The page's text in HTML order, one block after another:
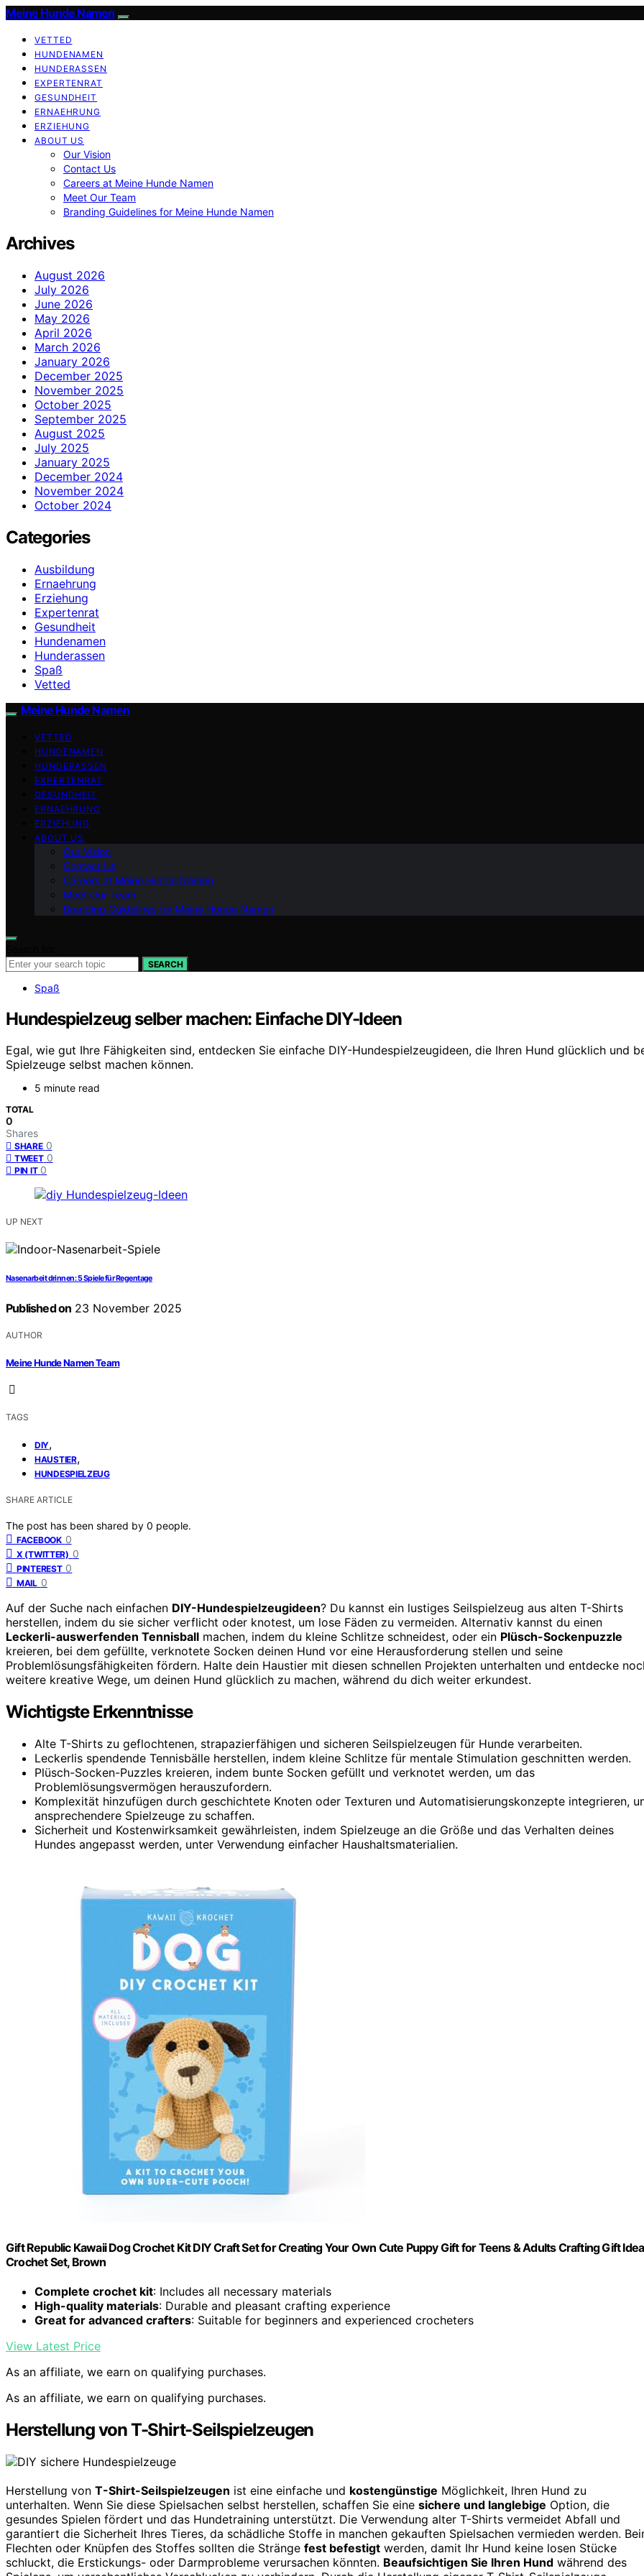
Meine Hunde Namen
VETTED
HUNDENAMEN
HUNDERASSEN
EXPERTENRAT
GESUNDHEIT
ERNAEHRUNG
ERZIEHUNG
ABOUT US
Our Vision
Contact Us
Careers at Meine Hunde Namen
Meet Our Team
Branding Guidelines for Meine Hunde Namen
Archives
August 2026
July 2026
June 2026
May 2026
April 2026
March 2026
January 2026
December 2025
November 2025
October 2025
September 2025
August 2025
July 2025
January 2025
December 2024
November 2024
October 2024
Categories
Ausbildung
Ernaehrung
Erziehung
Expertenrat
Gesundheit
Hundenamen
Hunderassen
Spaß
Vetted
Meine Hunde Namen
VETTED
HUNDENAMEN
HUNDERASSEN
EXPERTENRAT
GESUNDHEIT
ERNAEHRUNG
ERZIEHUNG
ABOUT US
Our Vision
Contact Us
Careers at Meine Hunde Namen
Meet Our Team
Branding Guidelines for Meine Hunde Namen
SEARCH
Spaß
Hundespielzeug selber machen: Einfache DIY-Ideen
Egal, wie gut Ihre Fähigkeiten sind, entdecken Sie einfache DIY-Hundespielzeugideen, die Ihren Hund glücklich und
Spielzeuge selbst machen können.
5 minute read
TOTAL
0
Shares
SHARE 0
TWEET 0
PIN IT 0
UP NEXT
Nasenarbeit drinnen: 5 Spiele für Regentage
Published on 23 November 2025
AUTHOR
Meine Hunde Namen Team
TAGS
DIY,
HAUSTIER,
HUNDESPIELZEUG
SHARE ARTICLE
The post has been shared by 0 people.
FACEBOOK 0
X (TWITTER) 0
PINTEREST 0
MAIL 0
Auf der Suche nach einfachen DIY-Hundespielzeugideen? Du kannst ein lustiges Seilspielzeug aus alten T-Shirts
herstellen, indem du sie sicher verflicht oder knotest, um lose Fäden zu vermeiden. Alternativ kannst du einen
Leckerli-auswerfenden Tennisball machen, indem du kleine Schlitze schneidest, oder ein Plüsch-Sockenpuzzle
kreieren, bei dem gefüllte, verknotete Socken deinen Hund vor eine Herausforderung stellen und seine
Problemlösungsfähigkeiten fördern. Halte dein Haustier mit diesen schnellen Projekten unterhalten und entdecke
weitere kreative Wege, um deinen Hund glücklich zu machen, während du dich weiter erkundest.
Wichtigste Erkenntnisse
Alte T-Shirts zu geflochtenen, strapazierfähigen und sicheren Seilspielzeugen für Hunde verarbeiten.
Leckerlis spendende Tennisbälle herstellen, indem kleine Schlitze für mentale Stimulation geschnitten werden.
Plüsch-Socken-Puzzles kreieren, indem bunte Socken gefüllt und verknotet werden, um das
Problemlösungsvermögen herauszufordern.
Komplexität hinzufügen durch geschichtete Knoten oder Texturen und Automatisierungskonzepte integrieren,
ansprechendere Spielzeuge zu schaffen.
Sicherheit und Kostenwirksamkeit gewährleisten, indem Spielzeuge an die Größe und das Verhalten deines
Hundes angepasst werden, unter Verwendung einfacher Haushaltsmaterialien.
Gift Republic Kawaii Dog Crochet Kit DIY Craft Set for Creating Your Own Cute Puppy Gift for Teens & Adults Crafting Gift Idea
Crochet Set, Brown
Complete crochet kit: Includes all necessary materials
High-quality materials: Durable and pleasant crafting experience
Great for advanced crafters: Suitable for beginners and experienced crocheters
View Latest Price
As an affiliate, we earn on qualifying purchases.
As an affiliate, we earn on qualifying purchases.
Herstellung von T-Shirt-Seilspielzeugen
Herstellung von T-Shirt-Seilspielzeugen ist eine einfache und kostengünstige Möglichkeit, Ihren Hund zu
unterhalten. Wenn Sie diese Spielsachen selbst herstellen, schaffen Sie eine sichere und langlebige Option, die
gesundes Spielen fördert und das Hundetraining unterstützt. Die Verwendung alter T-Shirts vermeidet Abfall und
garantiert die Sicherheit Ihres Tieres, da schädliche Stoffe in manchen gekauften Spielsachen vermieden werden.
Flechten oder Knüpfen des Stoffes sollten die Stränge fest befestigt werden, damit Ihr Hund keine losen Stücke
schluckt, die Erstickungs- oder Darmprobleme verursachen könnten. Beaufsichtigen Sie Ihren Hund während des